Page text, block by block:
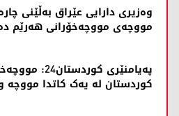
وەزیری دارایی عێراق بەڵێنی
مووچەی مووچەخۆرانی هەرێم
پەیامنێری
کوردستان لە یەک کاتدا مووچە